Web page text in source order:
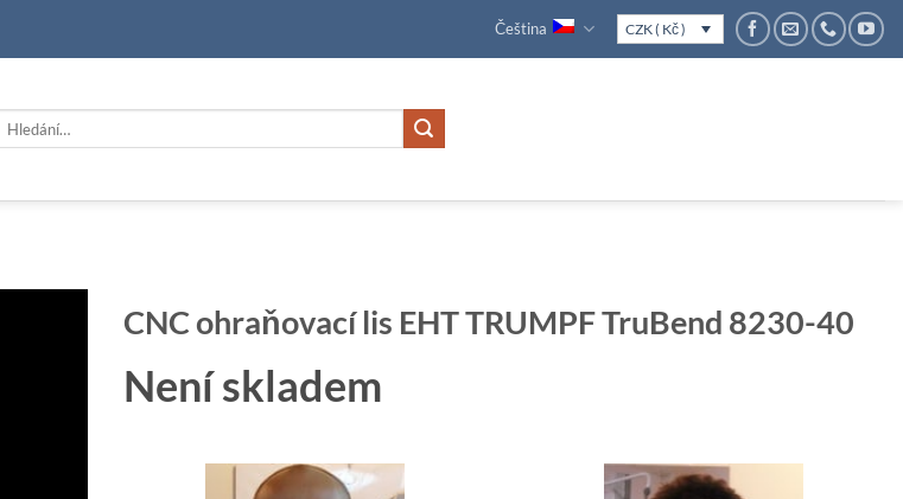
Čeština CZK ( Kč )
Hledat:
CNC ohraňovací lis EHT TRUMPF TruBend 8230-40
Není skladem